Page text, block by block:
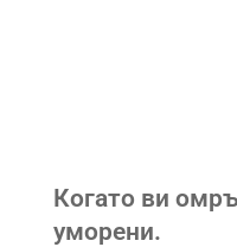
Когато ви
уморени.